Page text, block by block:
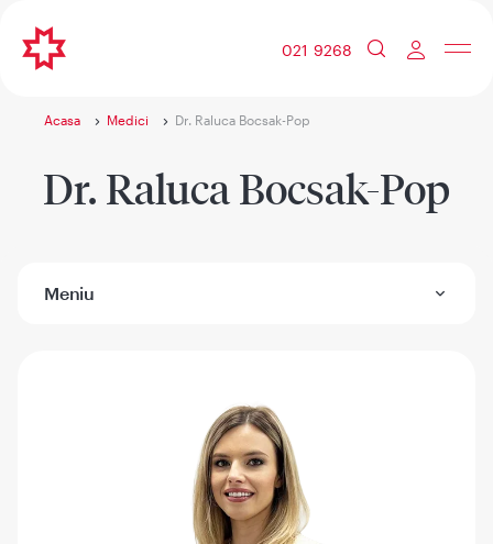
021 9268
Acasa Medici Dr. Raluca Bocsak-Pop
Dr. Raluca Bocsak-Pop
Meniu